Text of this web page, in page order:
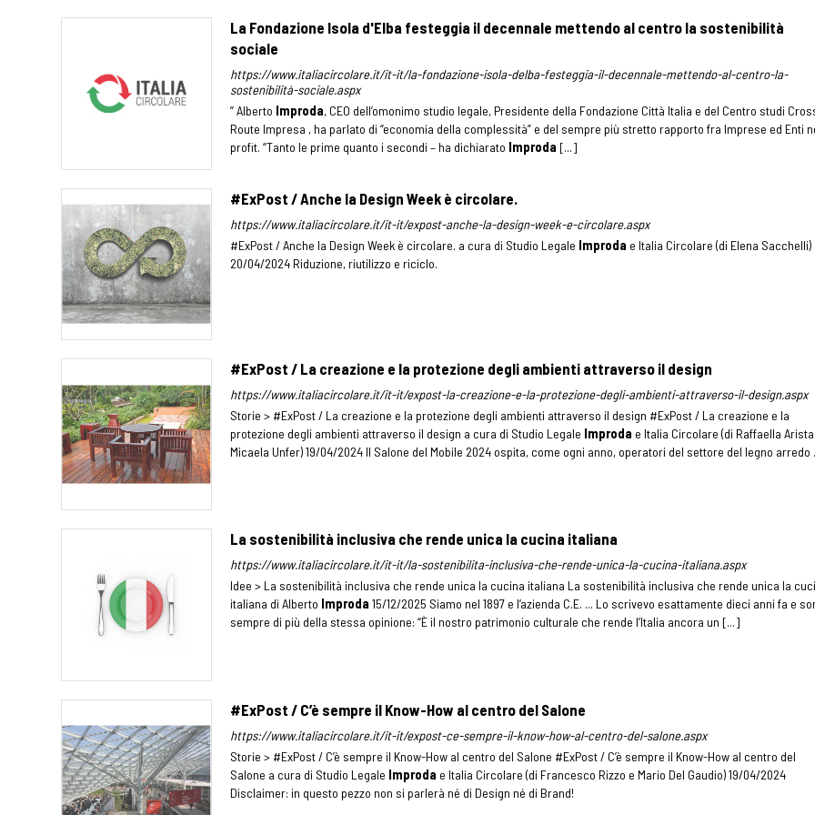
La Fondazione Isola d'Elba festeggia il decennale mettendo al centro la sostenibilità
sociale
https://www.italiacircolare.it/it-it/la-fondazione-isola-delba-festeggia-il-decennale-mettendo-al-centro-la-
sostenibilità-sociale.aspx
” Alberto Improda, CEO dell’omonimo studio legale, Presidente della Fondazione Città Italia e del Centro studi
Route Impresa , ha parlato di “economia della complessità” e del sempre più stretto rapporto fra Imprese ed Enti
profit. “Tanto le prime quanto i secondi – ha dichiarato Improda [...]
#ExPost / Anche la Design Week è circolare.
https://www.italiacircolare.it/it-it/expost-anche-la-design-week-e-circolare.aspx
#ExPost / Anche la Design Week è circolare. a cura di Studio Legale Improda e Italia Circolare (di Elena Sacchelli)
20/04/2024 Riduzione, riutilizzo e riciclo.
#ExPost / La creazione e la protezione degli ambienti attraverso il design
https://www.italiacircolare.it/it-it/expost-la-creazione-e-la-protezione-degli-ambienti-attraverso-il-design.aspx
Storie > #ExPost / La creazione e la protezione degli ambienti attraverso il design #ExPost / La creazione e la
protezione degli ambienti attraverso il design a cura di Studio Legale Improda e Italia Circolare (di Raffaella
Micaela Unfer) 19/04/2024 Il Salone del Mobile 2024 ospita, come ogni anno, operatori del settore del legno arredo .
La sostenibilità inclusiva che rende unica la cucina italiana
https://www.italiacircolare.it/it-it/la-sostenibilita-inclusiva-che-rende-unica-la-cucina-italiana.aspx
Idee > La sostenibilità inclusiva che rende unica la cucina italiana La sostenibilità inclusiva che rende unica la
italiana di Alberto Improda 15/12/2025 Siamo nel 1897 e l’azienda C.E. ... Lo scrivevo esattamente dieci anni fa e
sempre di più della stessa opinione: “È il nostro patrimonio culturale che rende l’Italia ancora un [...]
#ExPost / C’è sempre il Know-How al centro del Salone
https://www.italiacircolare.it/it-it/expost-ce-sempre-il-know-how-al-centro-del-salone.aspx
Storie > #ExPost / C’è sempre il Know-How al centro del Salone #ExPost / C’è sempre il Know-How al centro del
Salone a cura di Studio Legale Improda e Italia Circolare (di Francesco Rizzo e Mario Del Gaudio) 19/04/2024
Disclaimer: in questo pezzo non si parlerà né di Design né di Brand!